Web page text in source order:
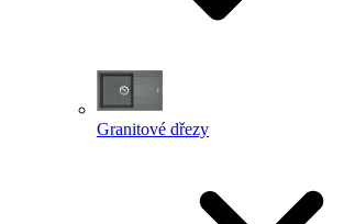
Granitové dřezy